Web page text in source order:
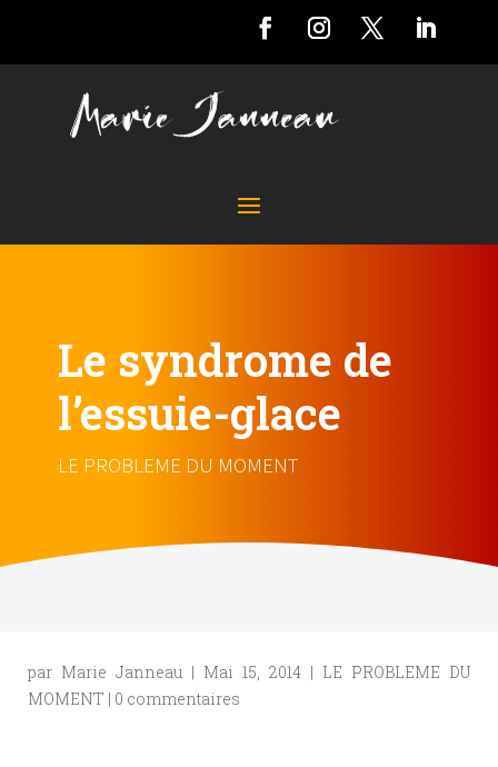
Le syndrome de
l’essuie-glace
LE PROBLEME DU MOMENT
par Marie Janneau | Mai 15, 2014 | LE PROBLEME DU
MOMENT | 0 commentaires